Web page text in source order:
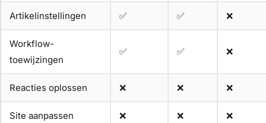
Artikelinstellingen ✅ ✅ ❌
Workflow-
toewijzingen
✅ ✅ ❌
Reacties oplossen ❌ ❌ ❌
Site aanpassen ❌ ❌ ❌